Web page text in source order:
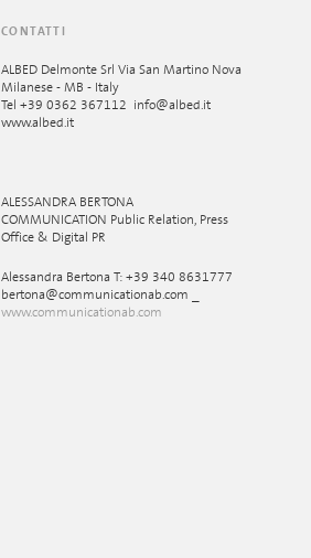
CONTATTI
ALBED Delmonte Srl Via San Martino Nova
Milanese - MB - Italy
Tel +39 0362 367112 info@albed.it
www.albed.it
ALESSANDRA BERTONA
COMMUNICATION Public Relation, Press
Office & Digital PR
Alessandra Bertona T: +39 340 8631777
bertona@communicationab.com _
www.communicationab.com